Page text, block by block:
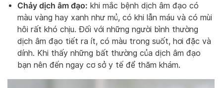
Chảy dịch âm đạo: khi mắc bệnh dịch âm đạo có
màu vàng hay xanh như mủ, có khi lẫn máu và có mùi
hôi rất khó chịu. Đối với những người bình thường
dịch âm đạo tiết ra ít, có màu trong suốt, hơi đặc và
dính. Khi thấy những bất thường của dịch âm đạo
bạn nên đến ngay cơ sở y tế để thăm khám.